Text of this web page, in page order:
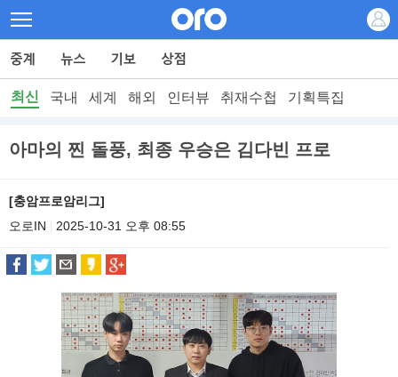
최신 국내 세계 해외 인터뷰 취재수첩 기획특집
아마의 찐 돌풍, 최종 우승은 김다빈 프로
[충암프로암리그]
오로IN
2025-10-31 오후 08:55